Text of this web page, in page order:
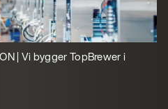
| Vi bygger TopBrewer i